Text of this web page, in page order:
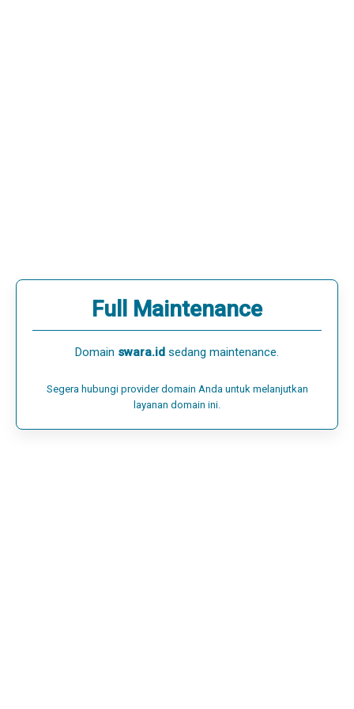
Full Maintenance
Domain swara.id sedang maintenance.
Segera hubungi provider domain Anda untuk melanjutkan
layanan domain ini.